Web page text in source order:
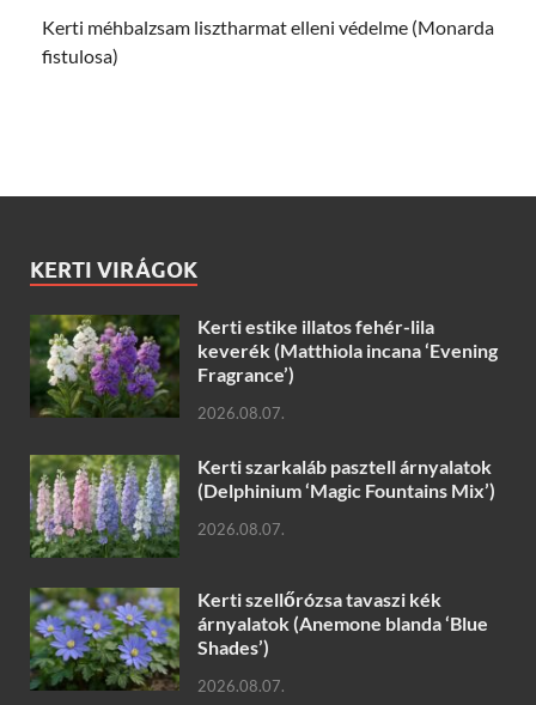
Kerti méhbalzsam lisztharmat elleni védelme (Monarda
fistulosa)
KERTI VIRÁGOK
Kerti estike illatos fehér-lila
keverék (Matthiola incana ‘Evening
Fragrance’)
2026.08.07.
Kerti szarkaláb pasztell árnyalatok
(Delphinium ‘Magic Fountains Mix’)
2026.08.07.
Kerti szellőrózsa tavaszi kék
árnyalatok (Anemone blanda ‘Blue
Shades’)
2026.08.07.